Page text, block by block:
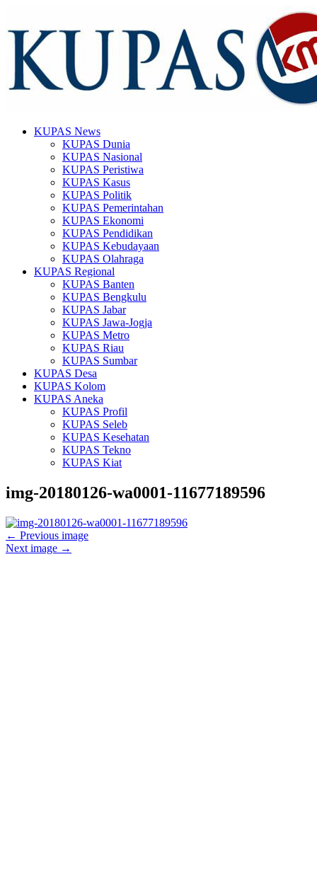
KUPAS News
KUPAS Dunia
KUPAS Nasional
KUPAS Peristiwa
KUPAS Kasus
KUPAS Politik
KUPAS Pemerintahan
KUPAS Ekonomi
KUPAS Pendidikan
KUPAS Kebudayaan
KUPAS Olahraga
KUPAS Regional
KUPAS Banten
KUPAS Bengkulu
KUPAS Jabar
KUPAS Jawa-Jogja
KUPAS Metro
KUPAS Riau
KUPAS Sumbar
KUPAS Desa
KUPAS Kolom
KUPAS Aneka
KUPAS Profil
KUPAS Seleb
KUPAS Kesehatan
KUPAS Tekno
KUPAS Kiat
img-20180126-wa0001-11677189596
← Previous image
Next image →